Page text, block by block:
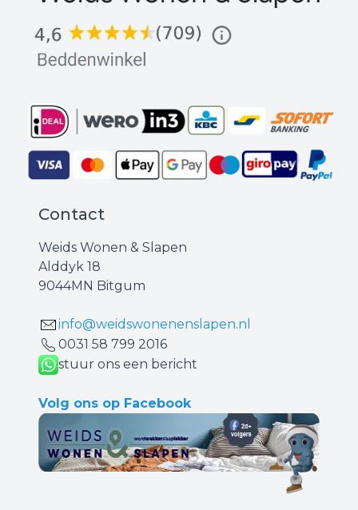
Contact
Weids Wonen & Slapen
Alddyk 18
9044MN Bitgum
info@weidswonenenslapen.nl
0031 ‪58 799 2016‬
stuur ons een bericht
Volg ons op Facebook